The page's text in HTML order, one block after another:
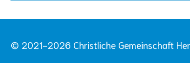
© 2021-2026 Christliche Gemeinschaft